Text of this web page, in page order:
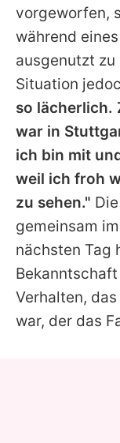
vorgeworfen,
während
ausgenutzt zu
Situation
so lächerlich.
war in
ich bin mit
weil ich froh
zu sehen."
gemeinsam
nächsten Tag
Verhalten,
war, der das